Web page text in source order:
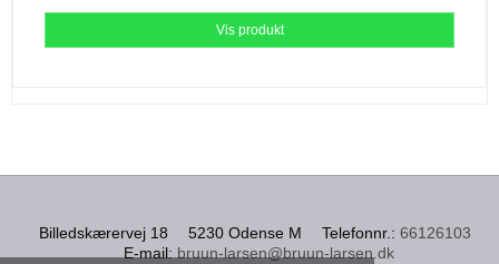
Vis produkt
Billedskærervej 18 5230 Odense M Telefonnr.: 66126103
E-mail: bruun-larsen@bruun-larsen.dk